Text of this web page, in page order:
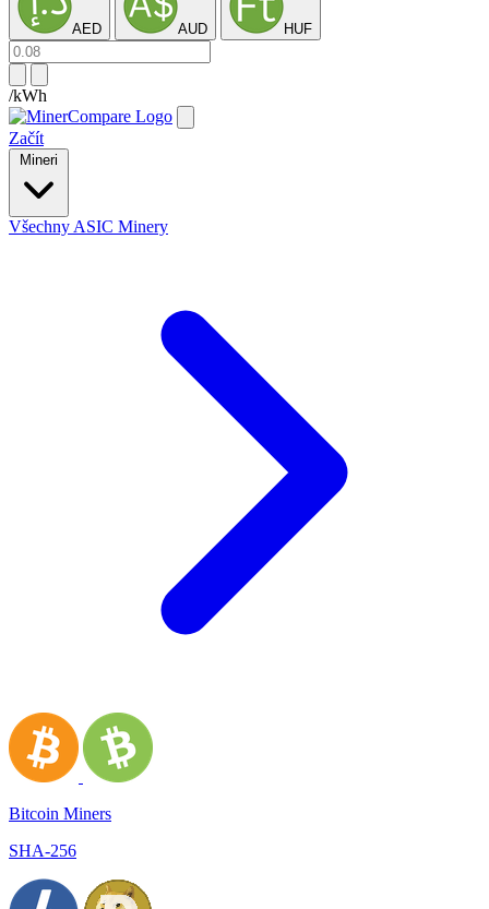
AED AUD HUF
/kWh
Začít
Mineri
Všechny ASIC Minery
Bitcoin Miners
SHA-256